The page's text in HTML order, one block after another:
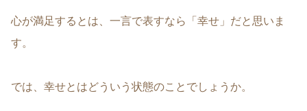
心が満足するとは、一言で表すなら「幸せ」だと思いま
す。
では、幸せとはどういう状態のことでしょうか。